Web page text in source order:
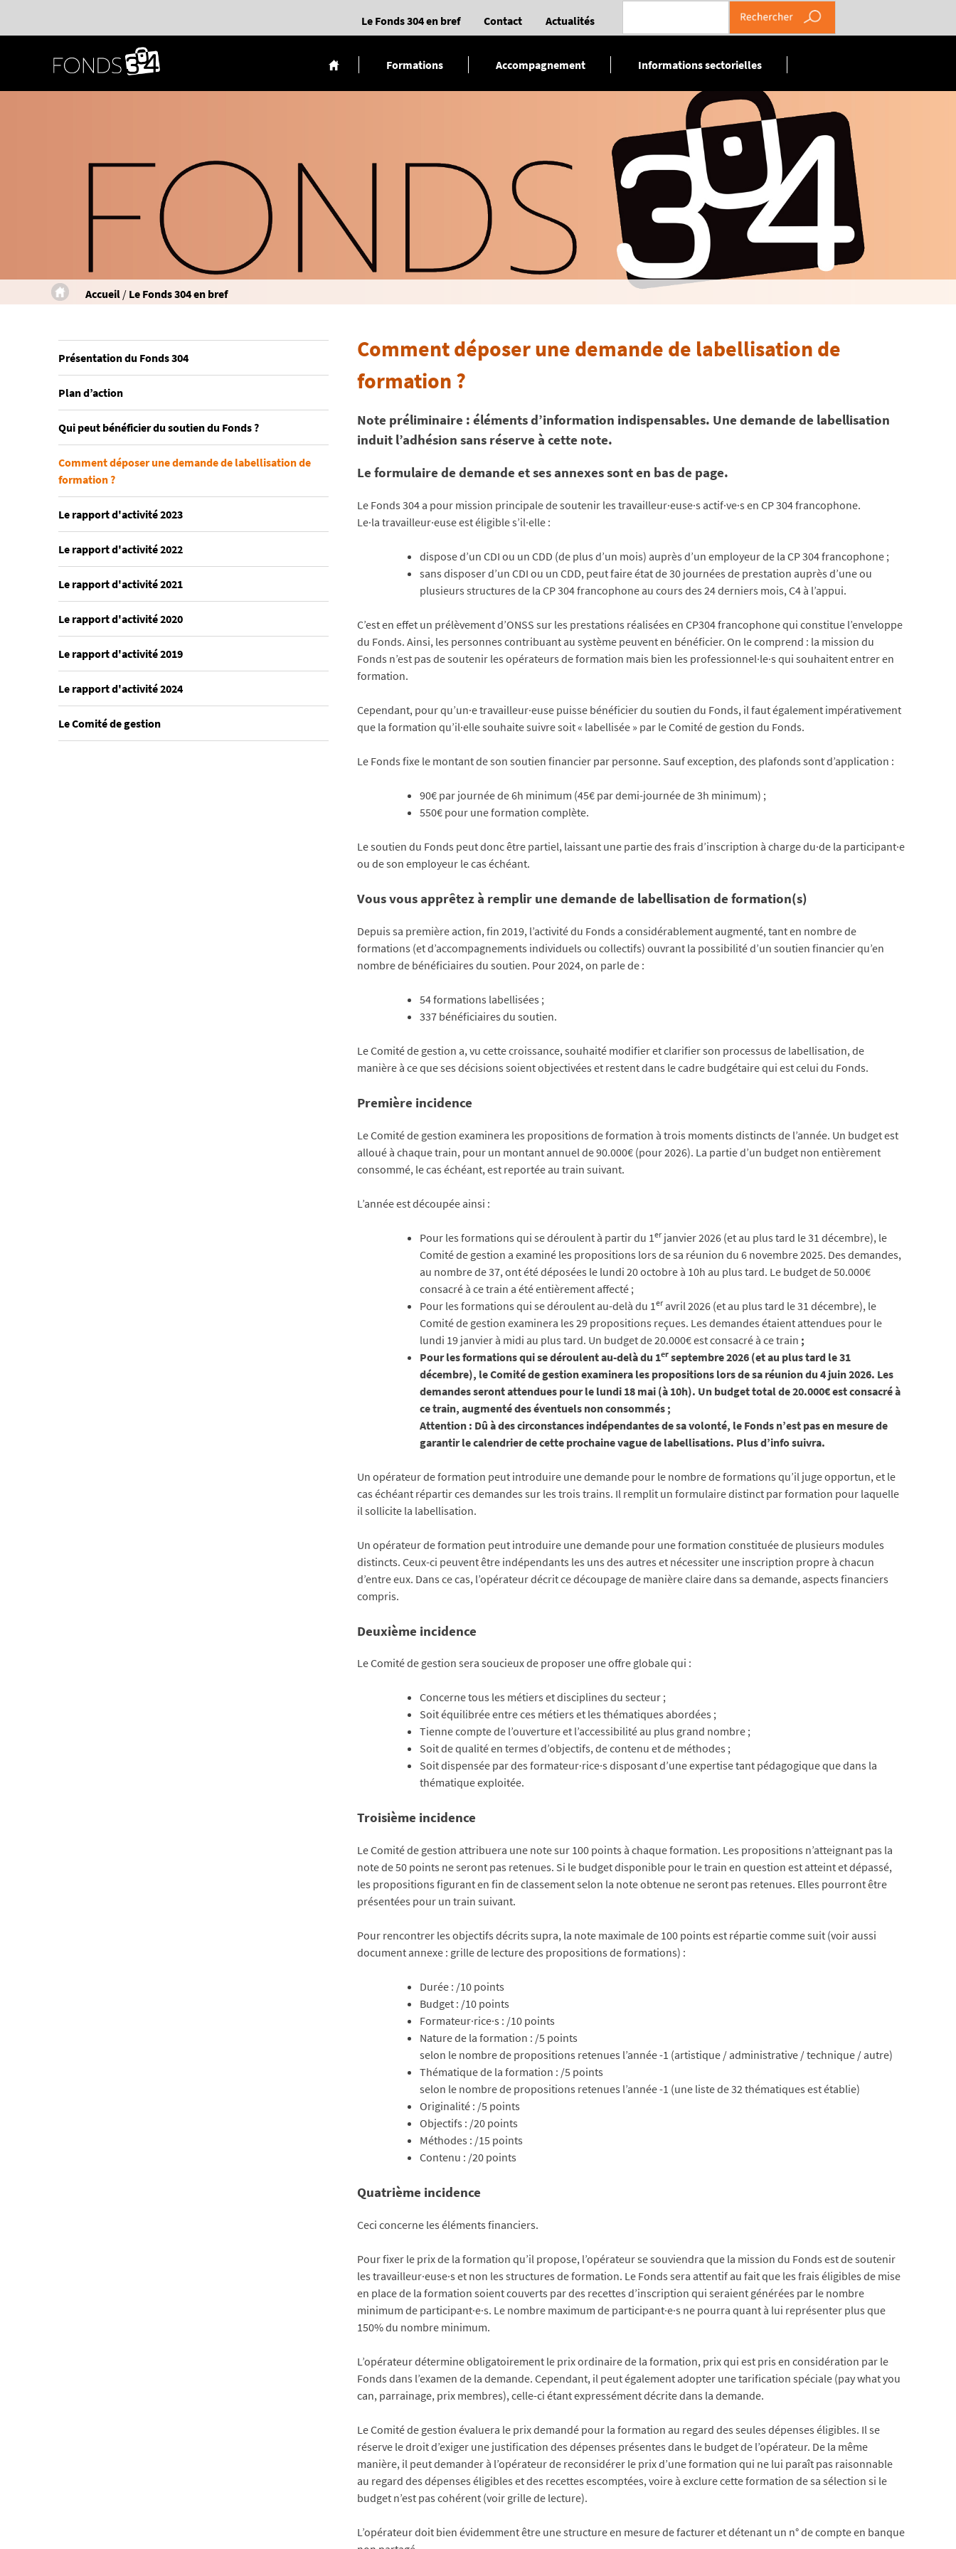
Le Fonds 304 en bref Contact Actualités
Formations Accompagnement Informations sectorielles
Accueil / Le Fonds 304 en bref
Présentation du Fonds 304
Plan d’action
Qui peut bénéficier du soutien du Fonds ?
Comment déposer une demande de labellisation de
formation ?
Le rapport d'activité 2023
Le rapport d'activité 2022
Le rapport d'activité 2021
Le rapport d'activité 2020
Le rapport d'activité 2019
Le rapport d'activité 2024
Le Comité de gestion
Comment déposer une demande de labellisation de
formation ?
Note préliminaire : éléments d’information indispensables. Une demande de labellisation
induit l’adhésion sans réserve à cette note.
Le formulaire de demande et ses annexes sont en bas de page.
Le Fonds 304 a pour mission principale de soutenir les travailleur·euse·s actif·ve·s en CP 304 francophone.
Le·la travailleur·euse est éligible s’il·elle :
dispose d’un CDI ou un CDD (de plus d’un mois) auprès d’un employeur de la CP 304 francophone ;
sans disposer d’un CDI ou un CDD, peut faire état de 30 journées de prestation auprès d’une ou
plusieurs structures de la CP 304 francophone au cours des 24 derniers mois, C4 à l’appui.
C’est en effet un prélèvement d’ONSS sur les prestations réalisées en CP304 francophone qui constitue l’enveloppe
du Fonds. Ainsi, les personnes contribuant au système peuvent en bénéficier. On le comprend : la mission du
Fonds n’est pas de soutenir les opérateurs de formation mais bien les professionnel·le·s qui souhaitent entrer en
formation.
Cependant, pour qu’un·e travailleur·euse puisse bénéficier du soutien du Fonds, il faut également impérativement
que la formation qu’il·elle souhaite suivre soit « labellisée » par le Comité de gestion du Fonds.
Le Fonds fixe le montant de son soutien financier par personne. Sauf exception, des plafonds sont d’application :
90€ par journée de 6h minimum (45€ par demi-journée de 3h minimum) ;
550€ pour une formation complète.
Le soutien du Fonds peut donc être partiel, laissant une partie des frais d’inscription à charge du·de la participant·e
ou de son employeur le cas échéant.
Vous vous apprêtez à remplir une demande de labellisation de formation(s)
Depuis sa première action, fin 2019, l’activité du Fonds a considérablement augmenté, tant en nombre de
formations (et d’accompagnements individuels ou collectifs) ouvrant la possibilité d’un soutien financier qu’en
nombre de bénéficiaires du soutien. Pour 2024, on parle de :
54 formations labellisées ;
337 bénéficiaires du soutien.
Le Comité de gestion a, vu cette croissance, souhaité modifier et clarifier son processus de labellisation, de
manière à ce que ses décisions soient objectivées et restent dans le cadre budgétaire qui est celui du Fonds.
Première incidence
Le Comité de gestion examinera les propositions de formation à trois moments distincts de l’année. Un budget est
alloué à chaque train, pour un montant annuel de 90.000€ (pour 2026). La partie d’un budget non entièrement
consommé, le cas échéant, est reportée au train suivant.
L’année est découpée ainsi :
Pour les formations qui se déroulent à partir du 1 er janvier 2026 (et au plus tard le 31 décembre), le
Comité de gestion a examiné les propositions lors de sa réunion du 6 novembre 2025. Des demandes,
au nombre de 37, ont été déposées le lundi 20 octobre à 10h au plus tard. Le budget de 50.000€
consacré à ce train a été entièrement affecté ;
Pour les formations qui se déroulent au-delà du 1 er avril 2026 (et au plus tard le 31 décembre), le
Comité de gestion examinera les 29 propositions reçues. Les demandes étaient attendues pour le
lundi 19 janvier à midi au plus tard. Un budget de 20.000€ est consacré à ce train ;
Pour les formations qui se déroulent au-delà du 1er septembre 2026 (et au plus tard le 31
décembre), le Comité de gestion examinera les propositions lors de sa réunion du 4 juin 2026. Les
demandes seront attendues pour le lundi 18 mai (à 10h). Un budget total de 20.000€ est consacré à
ce train, augmenté des éventuels non consommés ;
Attention : Dû à des circonstances indépendantes de sa volonté, le Fonds n’est pas en mesure de
garantir le calendrier de cette prochaine vague de labellisations. Plus d’info suivra.
Un opérateur de formation peut introduire une demande pour le nombre de formations qu’il juge opportun, et le
cas échéant répartir ces demandes sur les trois trains. Il remplit un formulaire distinct par formation pour laquelle
il sollicite la labellisation.
Un opérateur de formation peut introduire une demande pour une formation constituée de plusieurs modules
distincts. Ceux-ci peuvent être indépendants les uns des autres et nécessiter une inscription propre à chacun
d’entre eux. Dans ce cas, l’opérateur décrit ce découpage de manière claire dans sa demande, aspects financiers
compris.
Deuxième incidence
Le Comité de gestion sera soucieux de proposer une offre globale qui :
Concerne tous les métiers et disciplines du secteur ;
Soit équilibrée entre ces métiers et les thématiques abordées ;
Tienne compte de l’ouverture et l’accessibilité au plus grand nombre ;
Soit de qualité en termes d’objectifs, de contenu et de méthodes ;
Soit dispensée par des formateur·rice·s disposant d’une expertise tant pédagogique que dans la
thématique exploitée.
Troisième incidence
Le Comité de gestion attribuera une note sur 100 points à chaque formation. Les propositions n’atteignant pas la
note de 50 points ne seront pas retenues. Si le budget disponible pour le train en question est atteint et dépassé,
les propositions figurant en fin de classement selon la note obtenue ne seront pas retenues. Elles pourront être
présentées pour un train suivant.
Pour rencontrer les objectifs décrits supra, la note maximale de 100 points est répartie comme suit (voir aussi
document annexe : grille de lecture des propositions de formations) :
Durée : /10 points
Budget : /10 points
Formateur·rice·s : /10 points
Nature de la formation : /5 points
selon le nombre de propositions retenues l’année -1 (artistique / administrative / technique / autre)
Thématique de la formation : /5 points
selon le nombre de propositions retenues l’année -1 (une liste de 32 thématiques est établie)
Originalité : /5 points
Objectifs : /20 points
Méthodes : /15 points
Contenu : /20 points
Quatrième incidence
Ceci concerne les éléments financiers.
Pour fixer le prix de la formation qu’il propose, l’opérateur se souviendra que la mission du Fonds est de soutenir
les travailleur·euse·s et non les structures de formation. Le Fonds sera attentif au fait que les frais éligibles de mise
en place de la formation soient couverts par des recettes d’inscription qui seraient générées par le nombre
minimum de participant·e·s. Le nombre maximum de participant·e·s ne pourra quant à lui représenter plus que
150% du nombre minimum.
L’opérateur détermine obligatoirement le prix ordinaire de la formation, prix qui est pris en considération par le
Fonds dans l’examen de la demande. Cependant, il peut également adopter une tarification spéciale (pay what you
can, parrainage, prix membres), celle-ci étant expressément décrite dans la demande.
Le Comité de gestion évaluera le prix demandé pour la formation au regard des seules dépenses éligibles. Il se
réserve le droit d’exiger une justification des dépenses présentes dans le budget de l’opérateur. De la même
manière, il peut demander à l’opérateur de reconsidérer le prix d’une formation qui ne lui paraît pas raisonnable
au regard des dépenses éligibles et des recettes escomptées, voire à exclure cette formation de sa sélection si le
budget n’est pas cohérent (voir grille de lecture).
L’opérateur doit bien évidemment être une structure en mesure de facturer et détenant un n° de compte en banque